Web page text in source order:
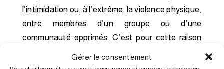
Gérer le consentement
l’intimidation ou, à l’extrême, la violence physique,
entre membres d’un groupe ou d’une
communauté opprimés. C’est pour cette raison
On la retrouve dans les communautés